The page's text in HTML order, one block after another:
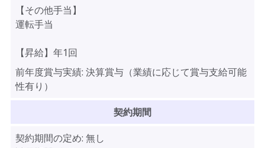
【その他手当】
運転手当
【昇給】年1回
前年度賞与実績: 決算賞与（業績に応じて賞与支給可能
性有り）
契約期間
契約期間の定め: 無し